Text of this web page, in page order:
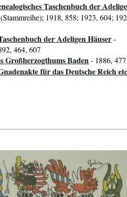
Taschenbuch der
1918, 858; 1923, 604;
der Adeligen Häuser-
464, 607
Großherzogthums Baden- 1886, 477
für das Deutsche Reich